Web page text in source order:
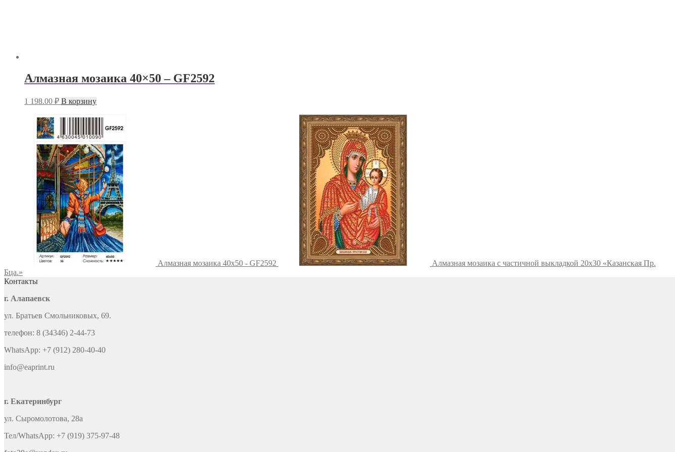
Алмазная мозаика 40×50 – GF2592
1 198.00 ₽ В корзину
Алмазная мозаика 40x50 - GF2592
Алмазная мозаика с частичной выкладкой 20х30 «Казанская Пр.
Бца.»
Контакты
г. Алапаевск
ул. Братьев Смольниковых, 69.
телефон: 8 (34346) 2-44-73
WhatsApp: +7 (912) 280-40-40
info@eaprint.ru
г. Екатеринбург
ул. Сыромолотова, 28а
Тел/WhatsApp: +7 (919) 375-97-48